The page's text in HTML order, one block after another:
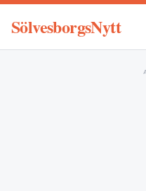
SölvesborgsNytt